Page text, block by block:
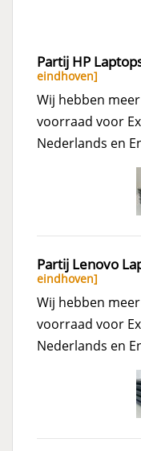
Partij HP
eindhoven]
Wij hebben
voorraad voor
Nederlands en
Partij Lenovo
eindhoven]
Wij hebben
voorraad voor
Nederlands en